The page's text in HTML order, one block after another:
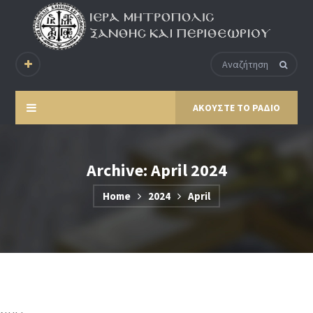
ΑΚΟΥΣΤΕ ΤΟ ΡΑΔΙΟ
Archive: April 2024
Home 2024 April